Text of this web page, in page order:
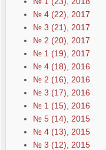
№ 4 (22), 2017
№ 3 (21), 2017
№ 2 (20), 2017
№ 1 (19), 2017
№ 4 (18), 2016
№ 2 (16), 2016
№ 3 (17), 2016
№ 1 (15), 2016
№ 5 (14), 2015
№ 4 (13), 2015
№ 3 (12), 2015